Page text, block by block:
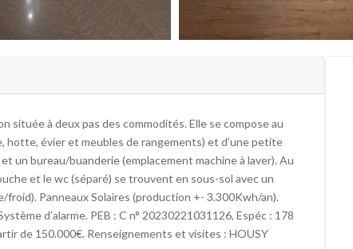
située à deux pas des commodités. Elle se compose au
hotte, évier et meubles de rangements) et d’une petite
un bureau/buanderie (emplacement machine à laver). Au
et le wc (séparé) se trouvent en sous-sol avec un
froid). Panneaux Solaires (production +- 3.300Kwh/an).
d’alarme. PEB : C n° 20230221031126, Espéc : 178
de 150.000€. Renseignements et visites : HOUSY